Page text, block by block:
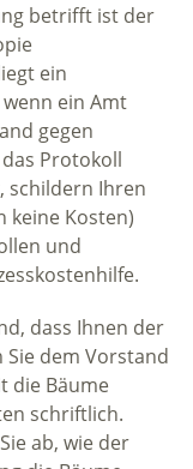
betrifft ist der
ein
ein Amt
gegen
Protokoll
schildern Ihren
keine Kosten)
und
dass Ihnen der
dem Vorstand
die Bäume
schriftlich.
ab, wie der